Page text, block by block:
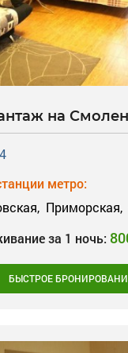
на
метро:
Приморская,
за 1 ночь:
БЫСТРОЕ